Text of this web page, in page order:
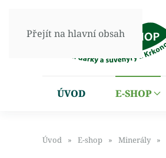
Přejít na hlavní obsah
ÚVOD E-SHOP
Úvod E-shop Minerály